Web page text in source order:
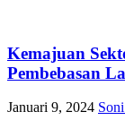
Kemajuan
Pembebasan
Januari 9, 2024